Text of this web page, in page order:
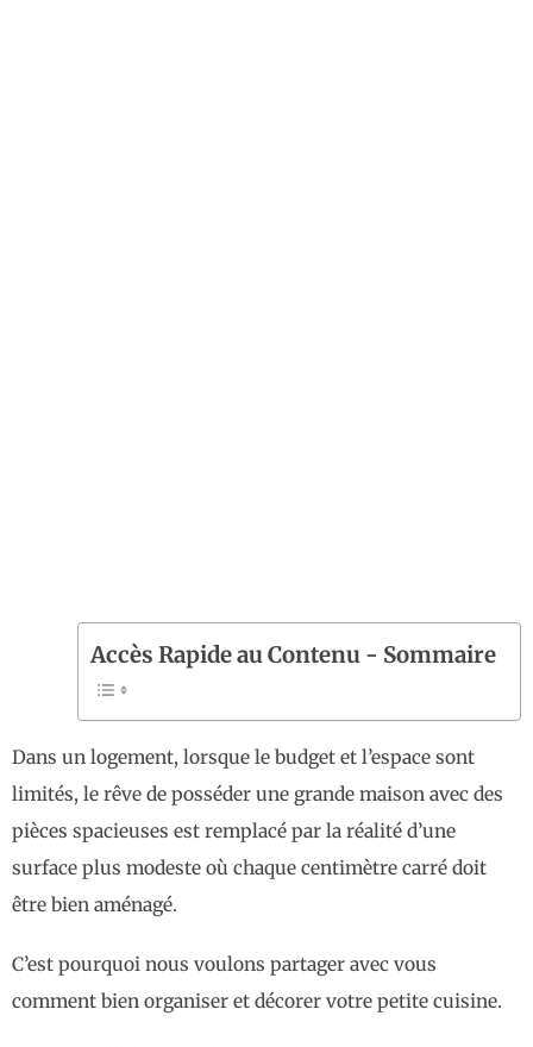
Accès Rapide au Contenu - Sommaire
Dans un logement, lorsque le budget et l’espace sont
limités, le rêve de posséder une grande maison avec des
pièces spacieuses est remplacé par la réalité d’une
surface plus modeste où chaque centimètre carré doit
être bien aménagé.
C’est pourquoi nous voulons partager avec vous
comment bien organiser et décorer votre petite cuisine.